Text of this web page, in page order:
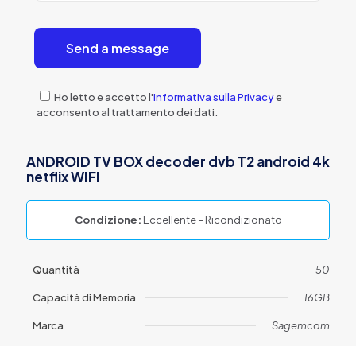
Ho letto e accetto l'Informativa sulla Privacye
acconsento al trattamento dei dati.
ANDROID TV BOX decoder dvb T2 android 4k
netflix WIFI
Condizione: Eccellente – Ricondizionato
Quantità 50
Capacità di Memoria 16GB
Marca Sagemcom